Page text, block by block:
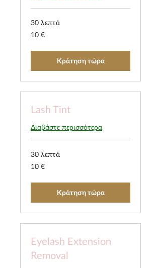
30 λεπτά
10
ευρώ
10 €
Κράτηση τώρα
Lash Tint
Διαβάστε περισσότερα
30 λεπτά
10
ευρώ
10 €
Κράτηση τώρα
Eyelash Extension
Removal